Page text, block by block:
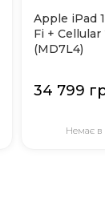
Apple iPad
Fi + Cellular
(MD7L4)
34 799
Немає в